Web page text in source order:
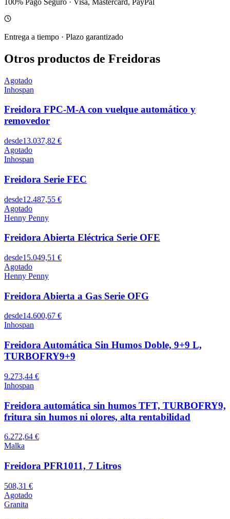
100% Pago Seguro · Visa, Mastercard, PayPal
Entrega a tiempo · Plazo garantizado
Otros productos de Freidoras
Agotado
Inhospan
Freidora FPC-M-A con vuelque automático y
removedor
desde13.037,82 €
Agotado
Inhospan
Freidora Serie FEC
desde12.487,55 €
Agotado
Henny Penny
Freidora Abierta Eléctrica Serie OFE
desde15.049,51 €
Agotado
Henny Penny
Freidora Abierta a Gas Serie OFG
desde14.600,67 €
Inhospan
Freidora Automática Sin Humos Doble, 9+9 L,
TURBOFRY9+9
9.273,44 €
Inhospan
Freidora automática sin humos TFT, TURBOFRY9,
fritura sin humos ni olores, alta rentabilidad
6.272,64 €
Malka
Freidora PFR1011, 7 Litros
508,31 €
Agotado
Granita